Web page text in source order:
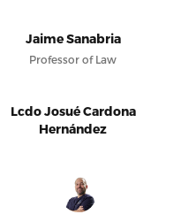
Jaime Sanabria
Professor of Law
Lcdo Josué Cardona
Hernández